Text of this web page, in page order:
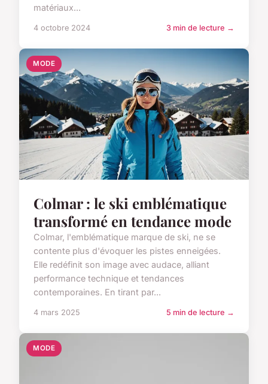
matériaux...
4 octobre 2024 3 min de lecture →
MODE
Colmar : le ski emblématique
transformé en tendance mode
Colmar, l'emblématique marque de ski, ne se
contente plus d'évoquer les pistes enneigées.
Elle redéfinit son image avec audace, alliant
performance technique et tendances
contemporaines. En tirant par...
4 mars 2025 5 min de lecture →
MODE